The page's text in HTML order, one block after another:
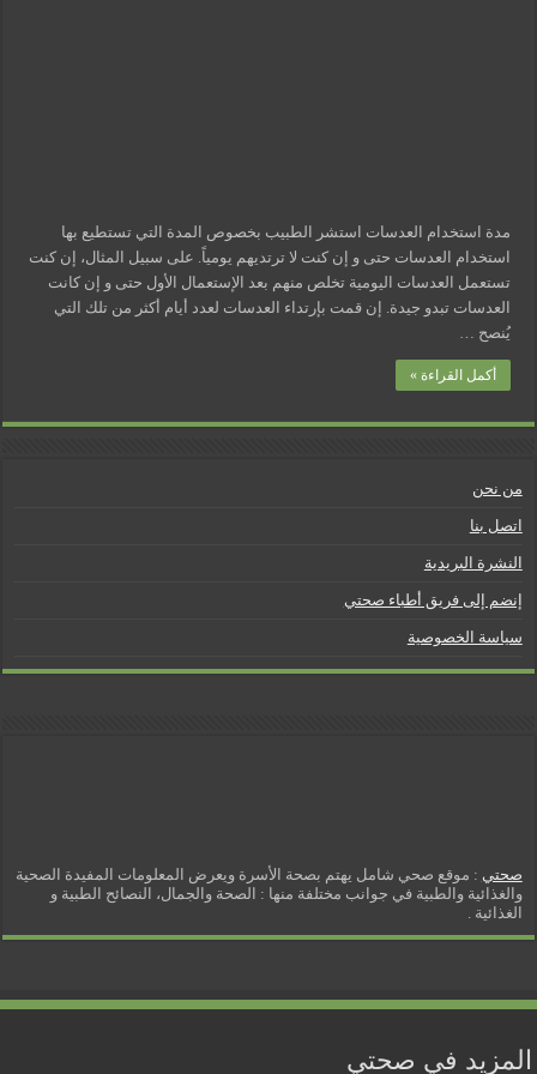
مدة استخدام العدسات استشر الطبيب بخصوص المدة التي تستطيع بها
استخدام العدسات حتى و إن كنت لا ترتديهم يومياً. على سبيل المثال، إن كنت
تستعمل العدسات اليومية تخلص منهم بعد الإستعمال الأول حتى و إن كانت
العدسات تبدو جيدة. إن قمت بإرتداء العدسات لعدد أيام أكثر من تلك التي
يُنصح …
أكمل القراءة »
من نحن
اتصل بنا
النشرة البريدية
إنضم إلى فريق أطباء صحتي
سياسة الخصوصية
صحتي : موقع صحي شامل يهتم بصحة الأسرة ويعرض المعلومات المفيدة الصحية
والغذائية والطبية في جوانب مختلفة منها : الصحة والجمال، النصائح الطبية و
الغذائية .
المزيد في صحتي